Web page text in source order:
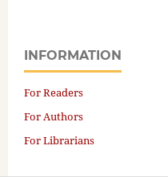
INFORMATION
For Readers
For Authors
For Librarians